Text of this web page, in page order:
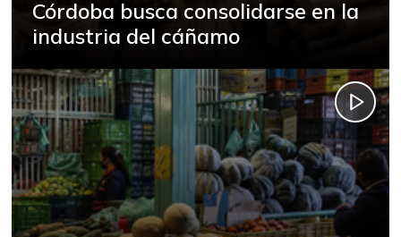
Córdoba busca consolidarse en la
industria del cáñamo